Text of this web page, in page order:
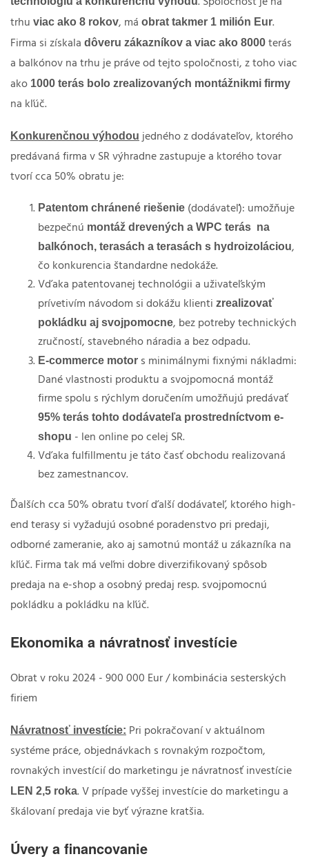
trhu viac ako 8 rokov, má obrat takmer 1 milión Eur.
Firma si získala dôveru zákazníkov a viac ako 8000 terás
a balkónov na trhu je práve od tejto spoločnosti, z toho viac
ako 1000 terás bolo zrealizovaných montážnikmi firmy
na kľúč.
Konkurenčnou výhodou jedného z dodávateľov, ktorého
predávaná firma v SR výhradne zastupuje a ktorého tovar
tvorí cca 50% obratu je:
Patentom chránené riešenie (dodávateľ): umožňuje
bezpečnú montáž drevených a WPC terás na
balkónoch, terasách a terasách s hydroizoláciou,
čo konkurencia štandardne nedokáže.
Vďaka patentovanej technológii a uživateľským
prívetivím návodom si dokážu klienti zrealizovať
pokládku aj svojpomocne, bez potreby technických
zručností, stavebného náradia a bez odpadu.
E-commerce motor s minimálnymi fixnými nákladmi:
Dané vlastnosti produktu a svojpomocná montáž
firme spolu s rýchlym doručením umožňujú predávať
95% terás tohto dodávateľa prostredníctvom e-
shopu - len online po celej SR.
Vďaka fulfillmentu je táto časť obchodu realizovaná
bez zamestnancov.
Ďalších cca 50% obratu tvorí ďalší dodávateľ, ktorého high-
end terasy si vyžadujú osobné poradenstvo pri predaji,
odborné zameranie, ako aj samotnú montáž u zákazníka na
kľúč. Firma tak má veľmi dobre diverzifikovaný spôsob
predaja na e-shop a osobný predaj resp. svojpomocnú
pokládku a pokládku na kľúč.
Ekonomika a návratnosť investície
Obrat v roku 2024 - 900 000 Eur / kombinácia sesterských
firiem
Návratnosť investície: Pri pokračovaní v aktuálnom
systéme práce, objednávkach s rovnakým rozpočtom,
rovnakých investícií do marketingu je návratnosť investície
LEN 2,5 roka. V prípade vyššej investície do marketingu a
škálovaní predaja vie byť výrazne kratšia.
Úvery a financovanie